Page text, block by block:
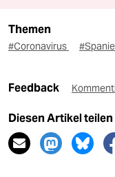
Themen
#Coronavirus
Feedback
Diesen Artikel teilen